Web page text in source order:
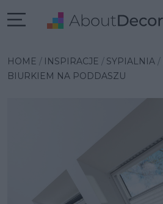
HOME INSPIRACJE SYPIALNIA
BIURKIEM NA PODDASZU